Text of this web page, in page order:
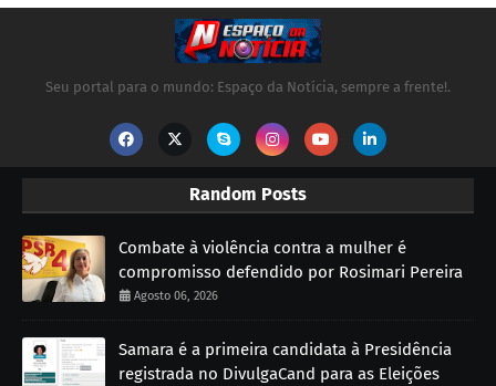
Seu portal para o mundo: Espaço da Notícia, sempre a frente!.
Random Posts
Combate à violência contra a mulher é
compromisso defendido por Rosimari Pereira
Agosto 06, 2026
Samara é a primeira candidata à Presidência
registrada no DivulgaCand para as Eleições